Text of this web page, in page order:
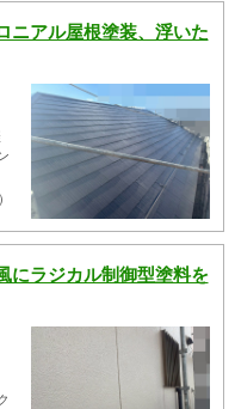
ニアル屋根塗装、浮いた
にラジカル制御型塗料を